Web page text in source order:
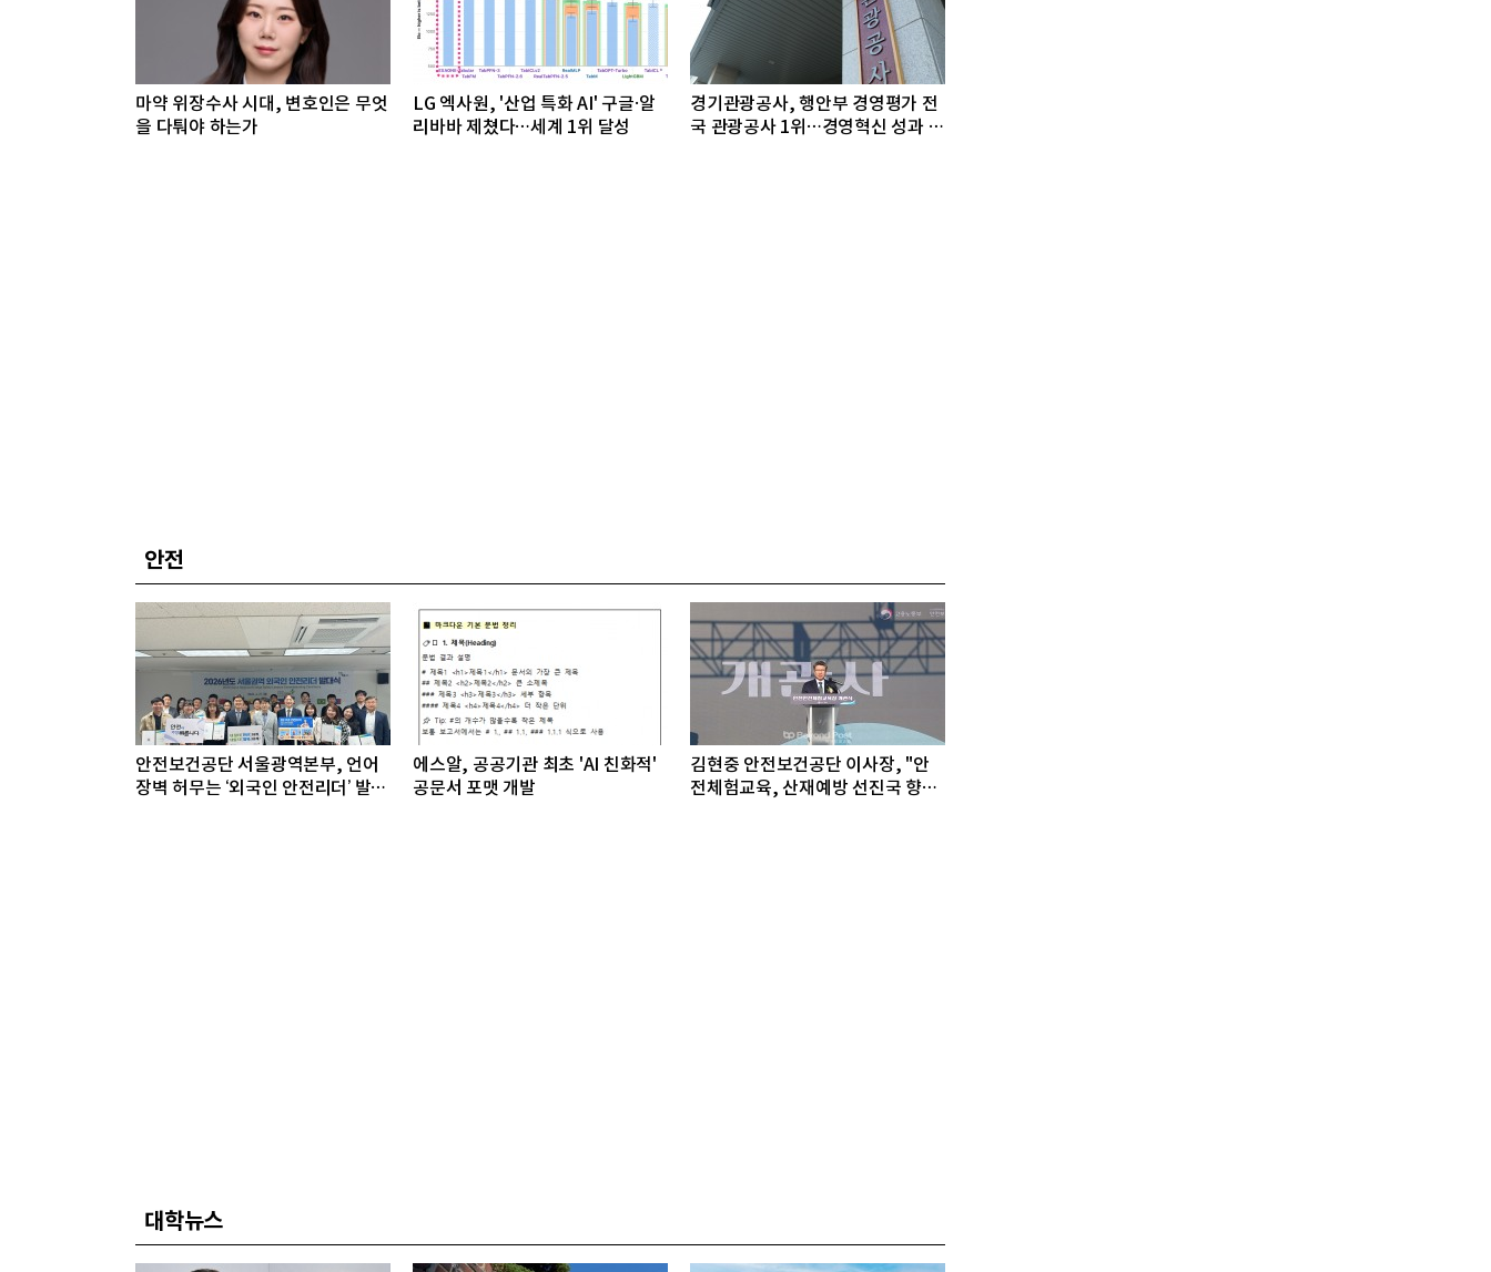
마약 위장수사 시대, 변호인은 무엇
을 다퉈야 하는가
LG 엑사원, '산업 특화 AI' 구글·알
리바바 제쳤다…세계 1위 달성
경기관광공사, 행안부 경영평가 전
국 관광공사 1위…경영혁신 성과 인
안전
안전보건공단 서울광역본부, 언어
장벽 허무는 ‘외국인 안전리더’ 발대
에스알, 공공기관 최초 'AI 친화적'
공문서 포맷 개발
김현중 안전보건공단 이사장, "안
전체험교육, 산재예방 선진국 향한
대학뉴스